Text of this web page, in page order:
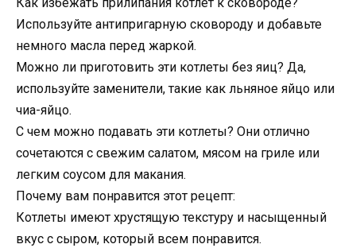
Используйте антипригарную сковороду и добавьте
немного масла перед жаркой.
Можно ли приготовить эти котлеты без яиц? Да,
используйте заменители, такие как льняное яйцо или
чиа-яйцо.
С чем можно подавать эти котлеты? Они отлично
сочетаются с свежим салатом, мясом на гриле или
легким соусом для макания.
Почему вам понравится этот рецепт:
Котлеты имеют хрустящую текстуру и насыщенный
вкус с сыром, который всем понравится.